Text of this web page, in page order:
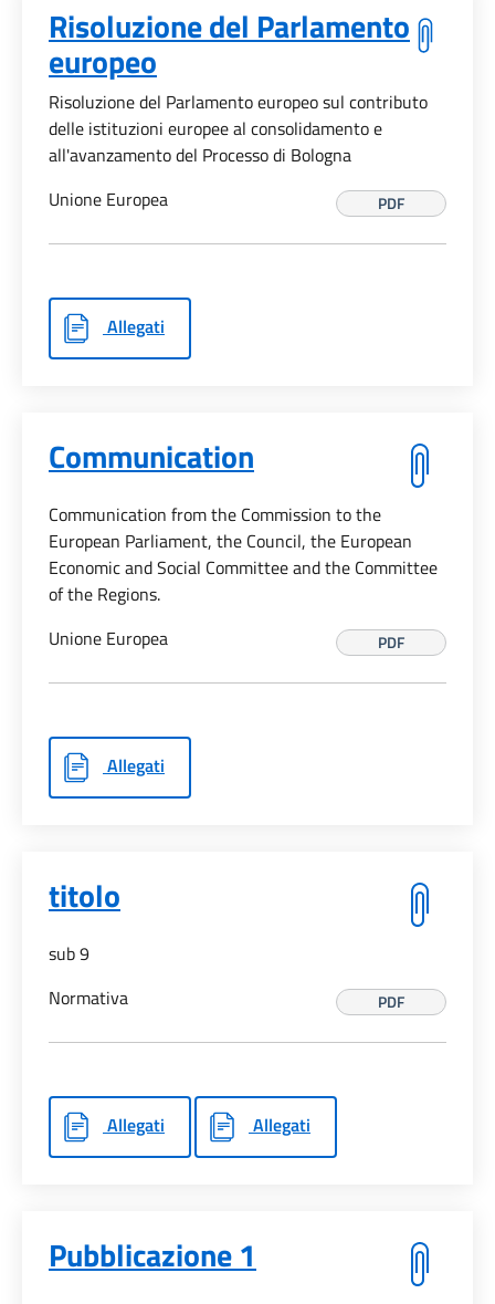
Risoluzione del Parlamento
europeo
Risoluzione del Parlamento europeo sul contributo
delle istituzioni europee al consolidamento e
all'avanzamento del Processo di Bologna
Unione Europea
PDF
Allegati
Communication
Communication from the Commission to the
European Parliament, the Council, the European
Economic and Social Committee and the Committee
of the Regions.
Unione Europea
PDF
Allegati
titolo
sub 9
Normativa
PDF
Allegati Allegati
Pubblicazione 1